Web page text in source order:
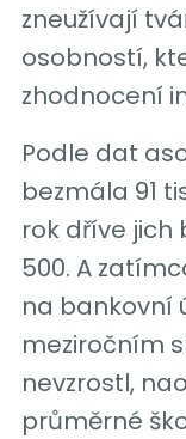
zneužívají
osobností,
zhodnocení
Podle dat
bezmála 91
rok dříve jich
500. A
na bankovní
meziročním
nevzrostl,
průměrné